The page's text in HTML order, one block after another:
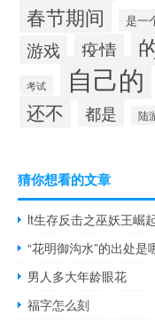
春节期间 是一
游戏 疫情
考试 自己的
还不 都是 陆
猜你想看的文章
lt生存反击之巫妖王崛
“花明御沟水”的出处是
男人多大年龄眼花
福字怎么刻